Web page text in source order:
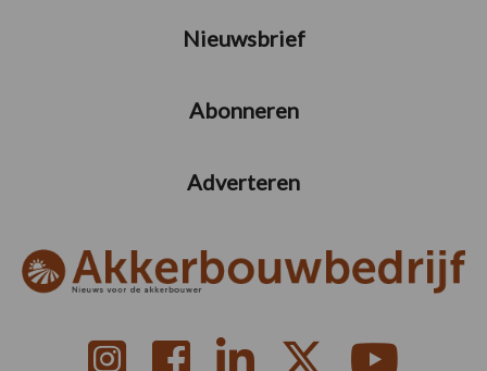
Nieuwsbrief
Abonneren
Adverteren